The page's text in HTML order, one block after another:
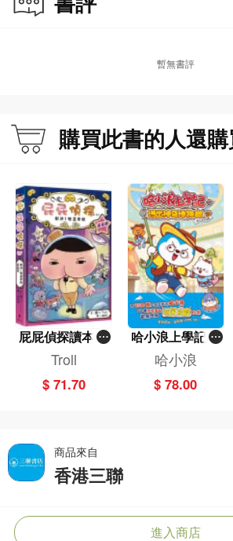
暫無書評
購買此書的人還購
屁屁偵探讀本(1
3)－－對決！怪
篇）
Troll
$ 71.70
哈小浪上學記(1
3)——逃出神奇
博物館
哈小浪
$ 78.00
商品來自
香港三聯
進入商店